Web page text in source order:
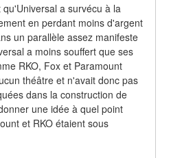
a survécu à la
en perdant moins d'argent
un parallèle assez manifeste
a moins souffert que ses
RKO, Fox et Paramount
théâtre et n'avait donc pas
dans la construction de
une idée à quel point
et RKO étaient sous